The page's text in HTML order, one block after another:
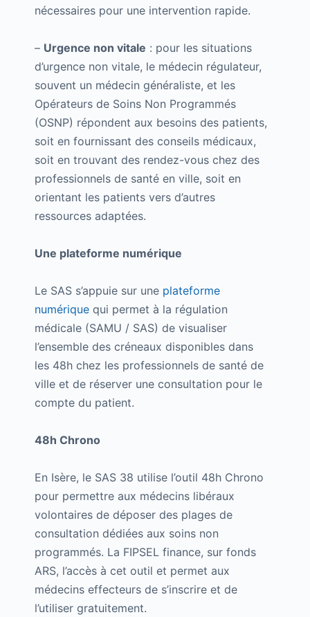
nécessaires pour une intervention rapide.
– Urgence non vitale : pour les situations
d’urgence non vitale, le médecin régulateur,
souvent un médecin généraliste, et les
Opérateurs de Soins Non Programmés
(OSNP) répondent aux besoins des patients,
soit en fournissant des conseils médicaux,
soit en trouvant des rendez-vous chez des
professionnels de santé en ville, soit en
orientant les patients vers d’autres
ressources adaptées.
Une plateforme numérique
Le SAS s’appuie sur une plateforme
numérique qui permet à la régulation
médicale (SAMU / SAS) de visualiser
l’ensemble des créneaux disponibles dans
les 48h chez les professionnels de santé de
ville et de réserver une consultation pour le
compte du patient.
48h Chrono
En Isère, le SAS 38 utilise l’outil 48h Chrono
pour permettre aux médecins libéraux
volontaires de déposer des plages de
consultation dédiées aux soins non
programmés. La FIPSEL finance, sur fonds
ARS, l’accès à cet outil et permet aux
médecins effecteurs de s’inscrire et de
l’utiliser gratuitement.